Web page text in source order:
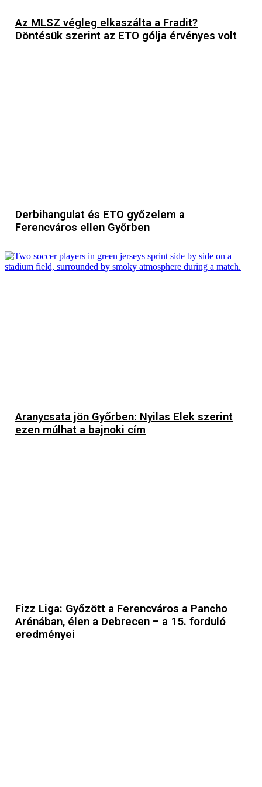
Az MLSZ végleg elkaszálta a Fradit?
Döntésük szerint az ETO gólja érvényes volt
Derbihangulat és ETO győzelem a
Ferencváros ellen Győrben
Aranycsata jön Győrben: Nyilas Elek szerint
ezen múlhat a bajnoki cím
Fizz Liga: Győzött a Ferencváros a Pancho
Arénában, élen a Debrecen – a 15. forduló
eredményei